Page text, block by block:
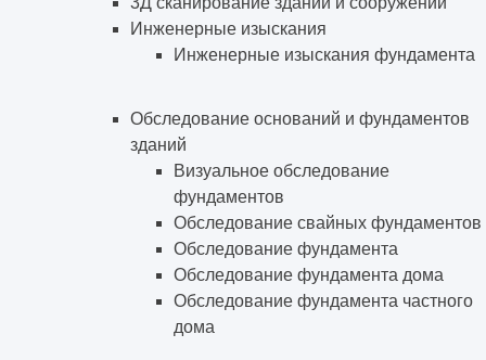
Инженерные изыскания
Инженерные изыскания фундамента
Обследование оснований и фундаментов
зданий
Визуальное обследование
фундаментов
Обследование свайных фундаментов
Обследование фундамента
Обследование фундамента дома
Обследование фундамента частного
дома